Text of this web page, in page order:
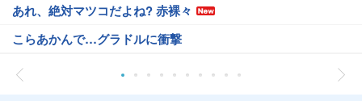
あれ、絶対マツコだよね? 赤裸々
こらあかんで…グラドルに衝撃